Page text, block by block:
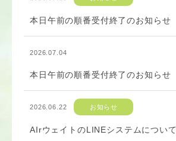
本日午前の順番受付終了のお知らせ
2026.07.04
本日午前の順番受付終了のお知らせ
2026.06.22 お知らせ
AIrウェイトのLINEシステムについて